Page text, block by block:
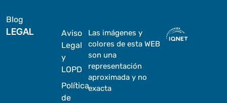
Blog
LEGAL
Aviso
Legal
y
LOPD
Política
de
Las imágenes y
colores de esta WEB
son una
representación
aproximada y no
exacta